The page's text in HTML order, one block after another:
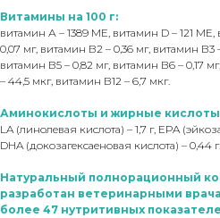
Витамины на 100 г:
витамин А – 1389 МЕ, витамин D – 121
0,07 мг, витамин В2 – 0,36 мг, витамин В3
витамин В5 – 0,82 мг, витамин В6 – 0,17
– 44,5 мкг, витамин В12 – 6,7 мкг.
Аминокислоты и жирные кислоты
LA (линолевая кислота) – 1,7 г, EPA
DHA (докозагексаеновая кислота) – 0,44 г.
Натуральный полнорационный
разработан ветеринарными
более 47 нутритивных